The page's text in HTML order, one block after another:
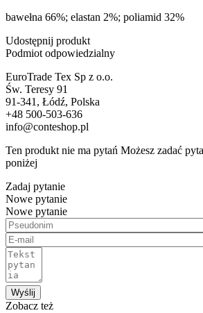
bawełna 66%; elastan 2%; poliamid 32%
Udostępnij produkt
Podmiot odpowiedzialny
EuroTrade Tex Sp z o.o.
Św. Teresy 91
91-341, Łódź, Polska
+48 500-503-636
info@conteshop.pl
Ten produkt nie ma pytań Możesz zadać
poniżej
Zadaj pytanie
Nowe pytanie
Nowe pytanie
Wyślij
Zobacz też